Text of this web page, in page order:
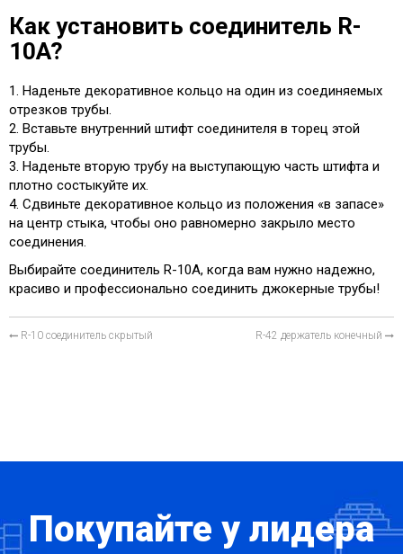
Как установить соединитель R-
10A?
1. Наденьте декоративное кольцо на один из соединяемых
отрезков трубы.
2. Вставьте внутренний штифт соединителя в торец этой
трубы.
3. Наденьте вторую трубу на выступающую часть штифта и
плотно состыкуйте их.
4. Сдвиньте декоративное кольцо из положения «в запасе»
на центр стыка, чтобы оно равномерно закрыло место
соединения.
Выбирайте соединитель R-10A, когда вам нужно надежно,
красиво и профессионально соединить джокерные трубы!
R-10 соединитель скрытый R-42 держатель конечный
Покупайте у лидера